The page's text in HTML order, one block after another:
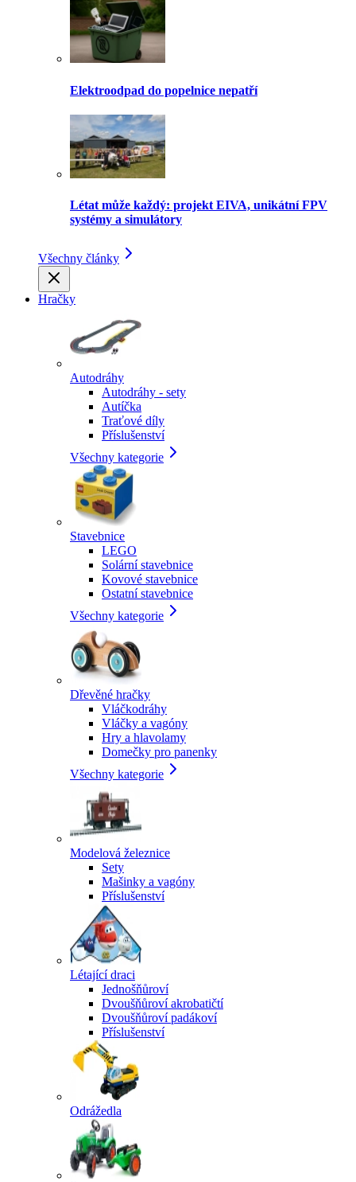
Elektroodpad do popelnice nepatří
Létat může každý: projekt EIVA, unikátní FPV
systémy a simulátory
Všechny články
Hračky
Autodráhy
Autodráhy - sety
Autíčka
Traťové díly
Příslušenství
Všechny kategorie
Stavebnice
LEGO
Solární stavebnice
Kovové stavebnice
Ostatní stavebnice
Všechny kategorie
Dřevěné hračky
Vláčkodráhy
Vláčky a vagóny
Hry a hlavolamy
Domečky pro panenky
Všechny kategorie
Modelová železnice
Sety
Mašinky a vagóny
Příslušenství
Létající draci
Jednošňůroví
Dvoušňůroví akrobatičtí
Dvoušňůroví padákoví
Příslušenství
Odrážedla